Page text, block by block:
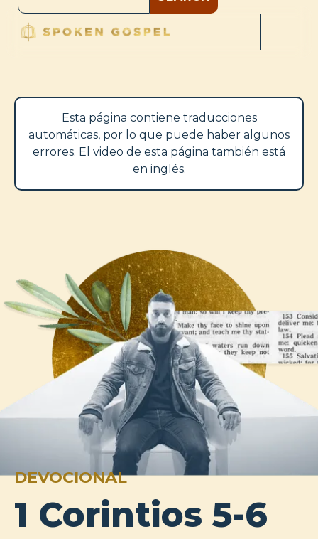
Esta página contiene traducciones
automáticas, por lo que puede haber algunos
errores. El video de esta página también está
en inglés.
DEVOCIONAL
1 Corintios 5-6